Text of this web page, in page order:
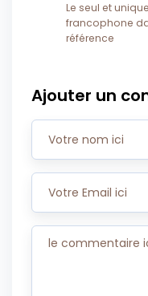
Le seul et
francophone
référence
Ajouter un